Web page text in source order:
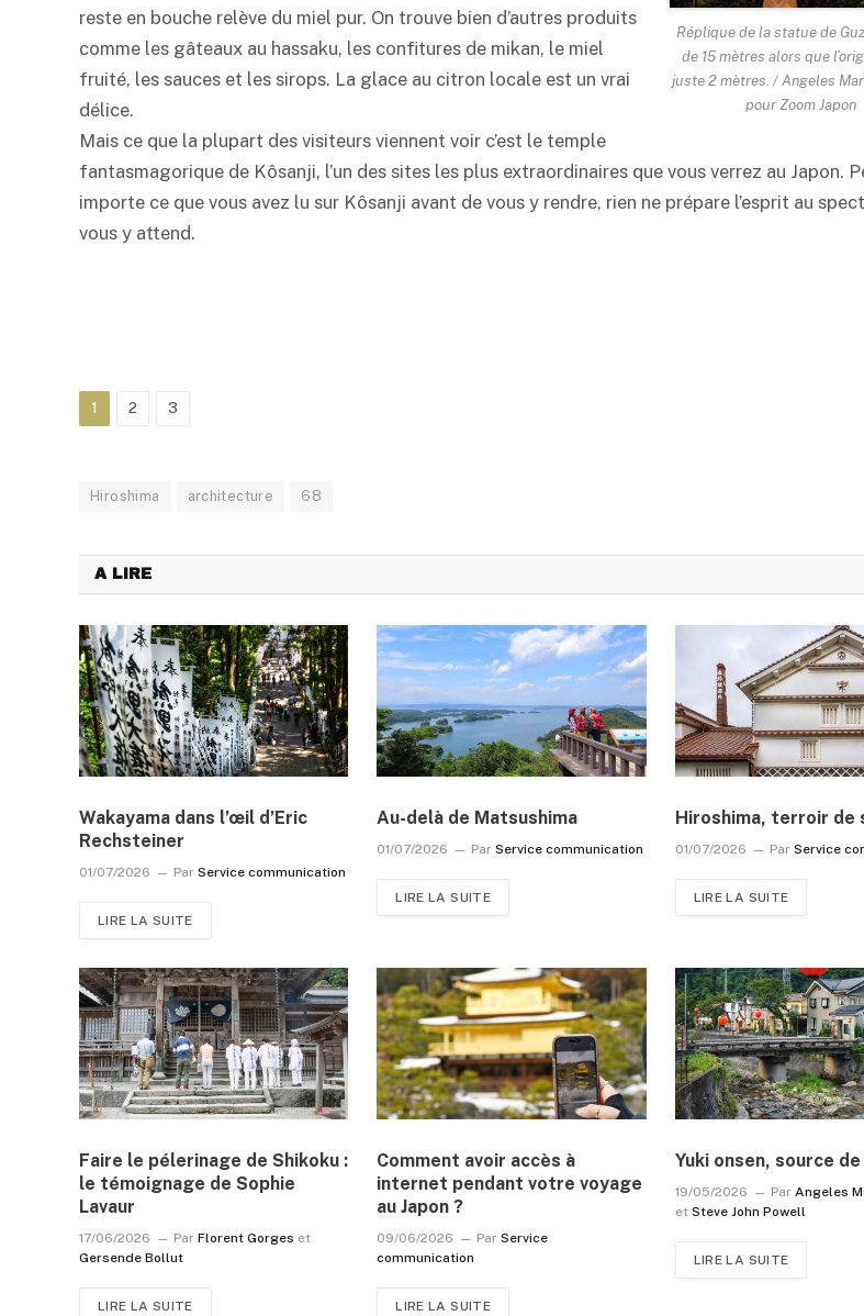
Réplique de la statue de
de 15 mètres alors que
juste 2 mètres. / Angeles
pour Zoom Japon
reste en bouche relève du miel pur. On trouve bien d’autres produits
comme les gâteaux au hassaku, les confitures de mikan, le miel
fruité, les sauces et les sirops. La glace au citron locale est un vrai
délice.
Mais ce que la plupart des visiteurs viennent voir c’est le temple
fantasmagorique de Kôsanji, l’un des sites les plus extraordinaires que vous verrez au Japon.
importe ce que vous avez lu sur Kôsanji avant de vous y rendre, rien ne prépare l’esprit au
vous y attend.
1 2 3
Hiroshima architecture 68
A LIRE
Wakayama dans l’œil d’Eric
Rechsteiner
01/07/2026 Par Service communication
LIRE LA SUITE
Au-delà de Matsushima
01/07/2026 Par Service communication
LIRE LA SUITE
Hiroshima, terroir de
01/07/2026 Par Service
LIRE LA SUITE
Faire le pélerinage de Shikoku :
le témoignage de Sophie
Lavaur
17/06/2026 Par Florent Gorges et
Gersende Bollut
LIRE LA SUITE
Comment avoir accès à
internet pendant votre voyage
au Japon ?
09/06/2026 Par Service
communication
LIRE LA SUITE
Yuki onsen, source
19/05/2026 Par Angeles
et Steve John Powell
LIRE LA SUITE